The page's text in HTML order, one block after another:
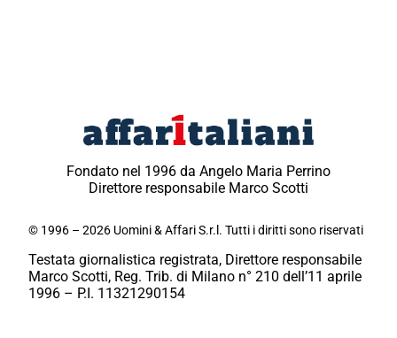
Fondato nel 1996 da Angelo Maria Perrino
Direttore responsabile Marco Scotti
© 1996 – 2026 Uomini & Affari S.r.l. Tutti i diritti sono riservati
Testata giornalistica registrata, Direttore responsabile
Marco Scotti, Reg. Trib. di Milano n° 210 dell’11 aprile
1996 – P.I. 11321290154